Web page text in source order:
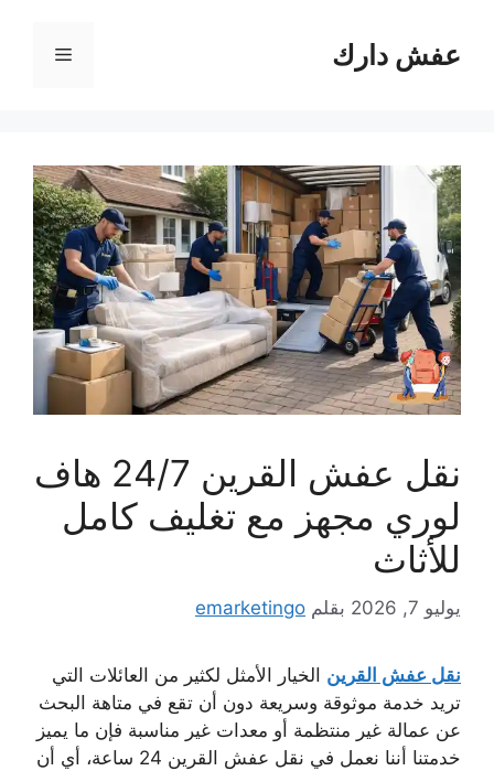
المحتوىعفش دارك القائمة
نقل عفش القرين 24/7 هاف
لوري مجهز مع تغليف كامل
للأثاث
يوليو 7, 2026 بقلم emarketingo
نقل عفش القرين الخيار الأمثل لكثير من العائلات التي
تريد خدمة موثوقة وسريعة دون أن تقع في متاهة البحث
عن عمالة غير منتظمة أو معدات غير مناسبة فإن ما يميز
خدمتنا أننا نعمل في نقل عفش القرين 24 ساعة، أي أن